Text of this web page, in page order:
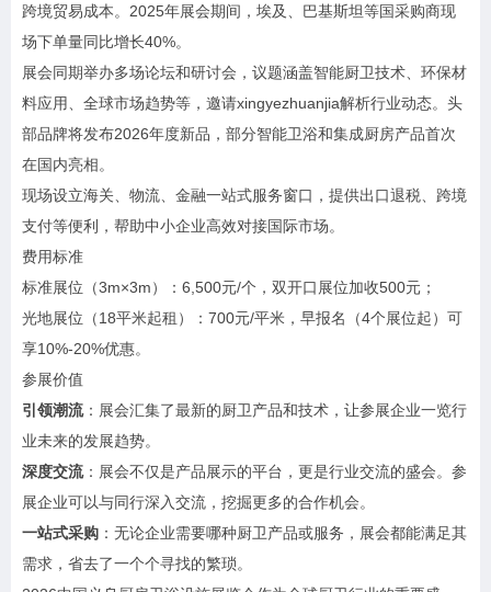
跨境贸易成本。2025年展会期间，埃及、巴基斯坦等国采购商现
场下单量同比增长40%。
展会同期举办多场论坛和研讨会，议题涵盖智能厨卫技术、环保材
料应用、全球市场趋势等，邀请xingyezhuanjia解析行业动态。头
部品牌将发布2026年度新品，部分智能卫浴和集成厨房产品首次
在国内亮相。
现场设立海关、物流、金融一站式服务窗口，提供出口退税、跨境
支付等便利，帮助中小企业高效对接国际市场。
费用标准
标准展位（3m×3m）：6,500元/个，双开口展位加收500元；
光地展位（18平米起租）：700元/平米，早报名（4个展位起）可
享10%-20%优惠。
参展价值
引领潮流：展会汇集了最新的厨卫产品和技术，让参展企业一览行
业未来的发展趋势。
深度交流：展会不仅是产品展示的平台，更是行业交流的盛会。参
展企业可以与同行深入交流，挖掘更多的合作机会。
一站式采购 ：无论企业需要哪种厨卫产品或服务，展会都能满足其
需求，省去了一个个寻找的繁琐。